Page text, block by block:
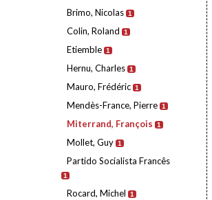
Brimo, Nicolas 1
Colin, Roland 1
Etiemble 1
Hernu, Charles 1
Mauro, Frédéric 1
Mendès-France, Pierre 1
Miterrand, François 1
Mollet, Guy 1
Partido Socialista Francês
1
Rocard, Michel 1